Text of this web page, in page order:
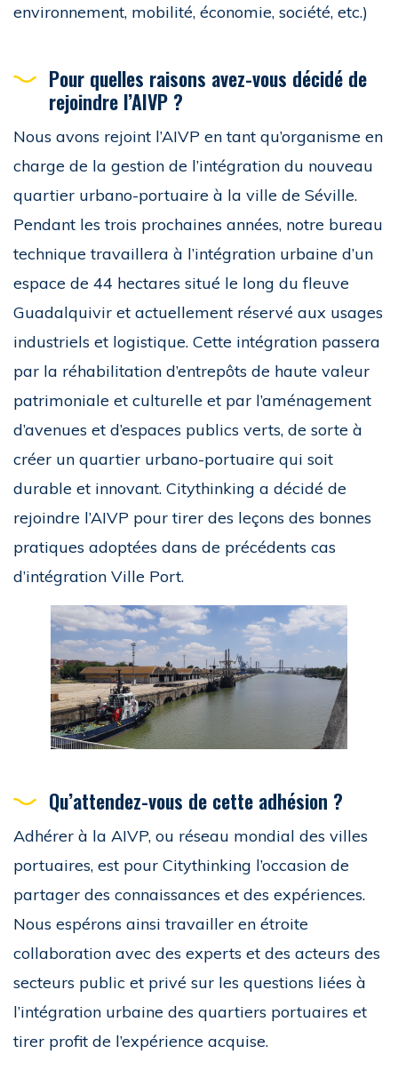
environnement, mobilité, économie, société, etc.)
Pour quelles raisons avez-vous décidé de
rejoindre l’AIVP ?
Nous avons rejoint l’AIVP en tant qu’organisme en
charge de la gestion de l’intégration du nouveau
quartier urbano-portuaire à la ville de Séville.
Pendant les trois prochaines années, notre bureau
technique travaillera à l’intégration urbaine d’un
espace de 44 hectares situé le long du fleuve
Guadalquivir et actuellement réservé aux usages
industriels et logistique. Cette intégration passera
par la réhabilitation d’entrepôts de haute valeur
patrimoniale et culturelle et par l’aménagement
d’avenues et d’espaces publics verts, de sorte à
créer un quartier urbano-portuaire qui soit
durable et innovant. Citythinking a décidé de
rejoindre l’AIVP pour tirer des leçons des bonnes
pratiques adoptées dans de précédents cas
d’intégration Ville Port.
Qu’attendez-vous de cette adhésion ?
Adhérer à la AIVP, ou réseau mondial des villes
portuaires, est pour Citythinking l’occasion de
partager des connaissances et des expériences.
Nous espérons ainsi travailler en étroite
collaboration avec des experts et des acteurs des
secteurs public et privé sur les questions liées à
l’intégration urbaine des quartiers portuaires et
tirer profit de l’expérience acquise.